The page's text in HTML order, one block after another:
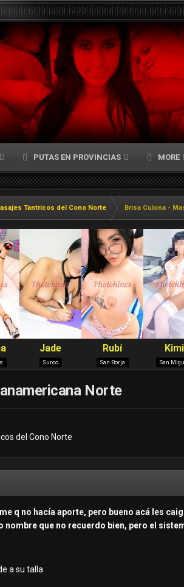
PUTAS EN PROVINCIAS MORE
Tantricos del Cono Norte Brisa Culona -
Norte
del Cono Norte
q no hacía aporte, pero bueno acá les
nombre que no recuerdo bien, pero el
a su talla